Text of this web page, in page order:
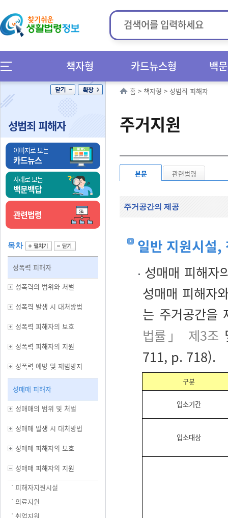
책자형 카드뉴스형 백
성범죄 피해자
이미지로 보는
카드뉴스
사례로 보는
백문백답
관련법령
목차
성폭력 피해자
성폭력의 범위와 처벌
성폭력 발생 시 대처방법
성폭력 피해자의 보호
성폭력 피해자의 지원
성폭력 예방 및 재범방지
성매매 피해자
성매매의 범위 및 처벌
성매매 발생 시 대처방법
성매매 피해자의 보호
성매매 피해자의 지원
피해자지원시설
의료지원
취업지원
홈 > 책자형 > 성범죄 피해자
주거지원
본문 관련법령
주거공간의 제공
일반 지원시설,
성매매 피해자
성매매 피해자
는 주거공간을
법률」 제3조
711, p. 718).
구분
입소기간
입소대상